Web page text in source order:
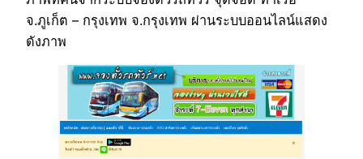
จ.ภูเก็ต – กรุงเทพ จ.กรุงเทพ ผ่านระบบออนไลน์แสดง
ดังภาพ